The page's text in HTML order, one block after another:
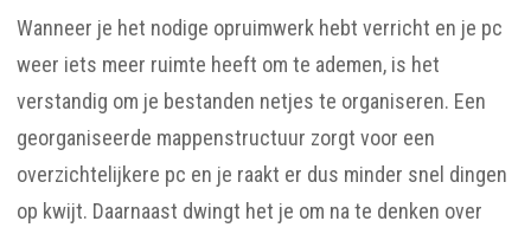
Wanneer je het nodige opruimwerk hebt verricht en je pc
weer iets meer ruimte heeft om te ademen, is het
verstandig om je bestanden netjes te organiseren. Een
georganiseerde mappenstructuur zorgt voor een
overzichtelijkere pc en je raakt er dus minder snel dingen
op kwijt. Daarnaast dwingt het je om na te denken over